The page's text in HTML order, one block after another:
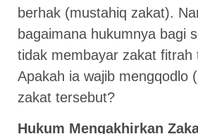
berhak (mustahiq zakat).
bagaimana hukumnya bagi
tidak membayar zakat fitrah
Apakah ia wajib mengqodlo
zakat tersebut?
Hukum Mengakhirkan